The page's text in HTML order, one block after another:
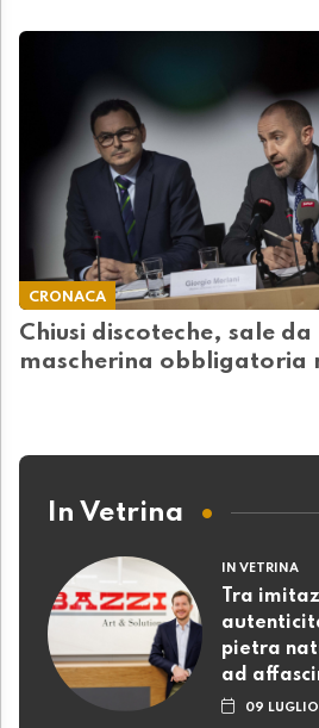
CRONACA
Chiusi discoteche, sale
mascherina obbligatoria
In Vetrina
IN VETRINA
Tra
pietra
ad
09